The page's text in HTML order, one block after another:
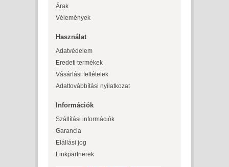
Árak
Vélemények
Használat
Adatvédelem
Eredeti termékek
Vásárlási feltételek
Adattovábbítási nyilatkozat
Információk
Szállítási információk
Garancia
Elállási jog
Linkpartnerek